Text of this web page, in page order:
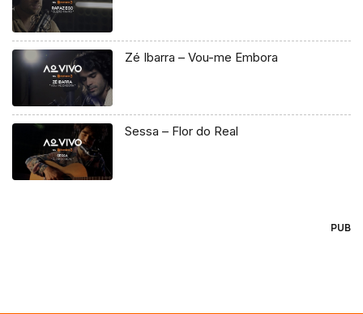
Zé Ibarra – Vou-me Embora
Sessa – Flor do Real
PUB